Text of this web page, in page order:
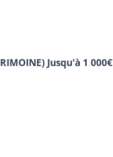
Jusqu'à 1